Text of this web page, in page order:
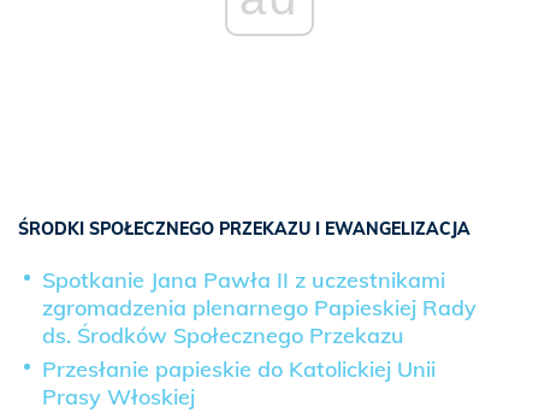
ŚRODKI SPOŁECZNEGO PRZEKAZU I EWANGELIZACJA
Spotkanie Jana Pawła II z uczestnikami
zgromadzenia plenarnego Papieskiej Rady
ds. Środków Społecznego Przekazu
Przesłanie papieskie do Katolickiej Unii
Prasy Włoskiej